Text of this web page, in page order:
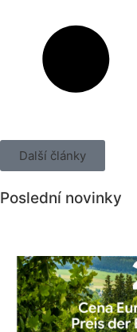
Další články
Poslední novinky